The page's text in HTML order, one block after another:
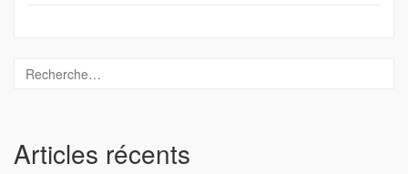
Articles récents